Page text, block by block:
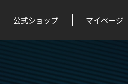
公式ショップ マイページ